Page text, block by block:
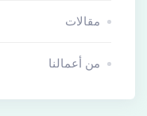
مقالات
من أعمالنا